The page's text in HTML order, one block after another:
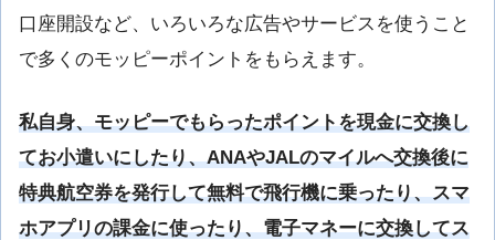
口座開設など、いろいろな広告やサービスを使うこと
で多くのモッピーポイントをもらえます。
私自身、モッピーでもらったポイントを現金に交換し
てお小遣いにしたり、ANAやJALのマイルへ交換後に
特典航空券を発行して無料で飛行機に乗ったり、スマ
ホアプリの課金に使ったり、電子マネーに交換してス